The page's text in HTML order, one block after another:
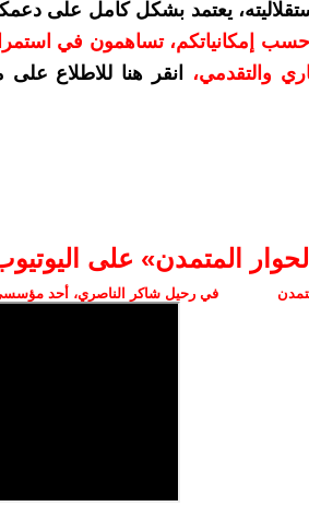
يعتمد بشكل كامل على
أو أكثر حسب إمكانياتكم، تساهمون في
والتقدمي،
انقر هنا للاطلاع
المتمدن» على
في رحيل شاكر الناصري، أحد